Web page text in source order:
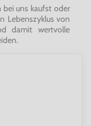
bei uns kaufst oder
Lebenszyklus von
damit wertvolle